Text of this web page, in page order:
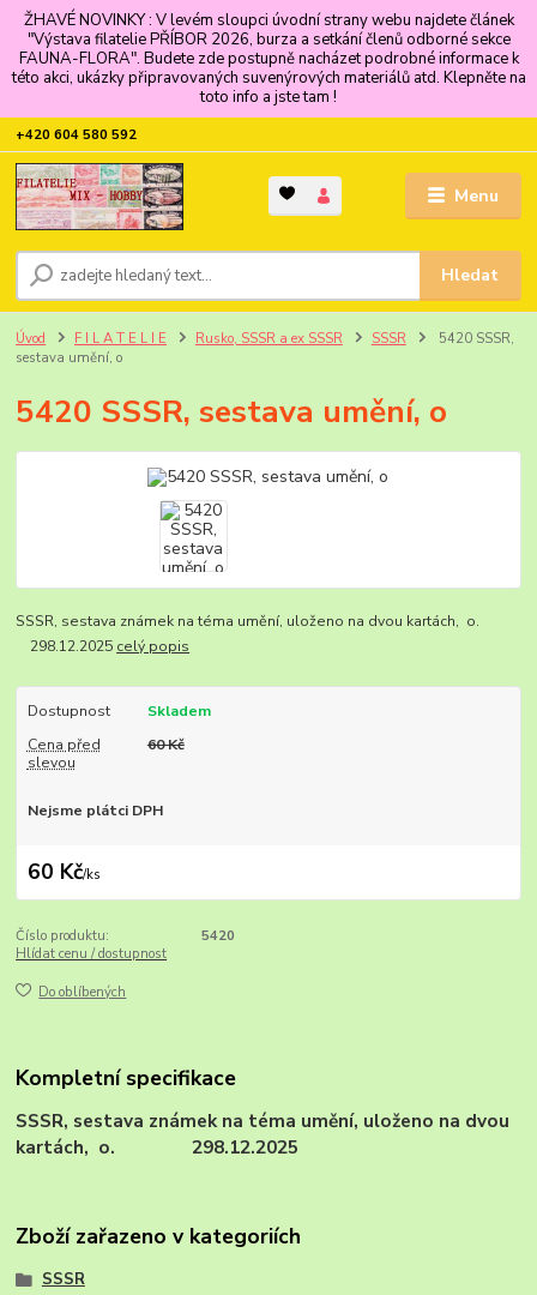
ŽHAVÉ NOVINKY : V levém sloupci úvodní strany webu najdete článek
"Výstava filatelie PŘÍBOR 2026, burza a setkání členů odborné sekce
FAUNA-FLORA". Budete zde postupně nacházet podrobné informace k
této akci, ukázky připravovaných suvenýrových materiálů atd. Klepněte na
toto info a jste tam !
Menu
Hledat
+420 604 580 592
Úvod F I L A T E L I E Rusko, SSSR a ex SSSR SSSR
5420 SSSR,
sestava umění, o
5420 SSSR, sestava umění, o
SSSR, sestava známek na téma umění, uloženo na dvou kartách, o.
298.12.2025 celý popis
Dostupnost
Skladem
Cena před
slevou
60 Kč
Nejsme plátci DPH
60 Kč/ks
Číslo produktu:
5420
Hlídat cenu / dostupnost
Do oblíbených
Kompletní specifikace
SSSR, sestava známek na téma umění, uloženo na dvou
kartách, o. 298.12.2025
Zboží zařazeno v kategoriích
SSSR